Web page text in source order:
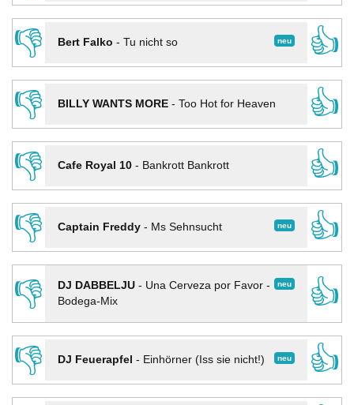
👎
neu
Bert Falko - Tu nicht so
👍
👎
BILLY WANTS MORE- Too Hot for Heaven
👍
👎
Cafe Royal 10- Bankrott Bankrott
👍
👎
neu
Captain Freddy- Ms Sehnsucht
👍
👎
neu
DJ DABBELJU- Una Cerveza por Favor -
Bodega-Mix
👍
👎
neu
DJ Feuerapfel - Einhörner (Iss sie nicht!)
👍